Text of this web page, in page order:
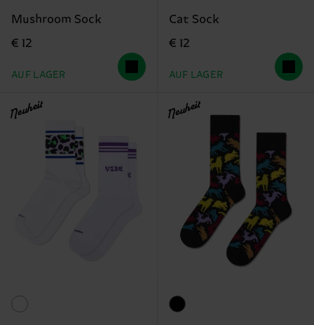
Mushroom Sock
€ 12
AUF LAGER
Cat Sock
€ 12
AUF LAGER
Neuheit Neuheit